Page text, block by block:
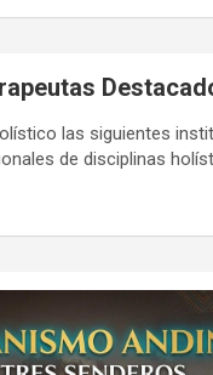
las siguientes
de disciplinas